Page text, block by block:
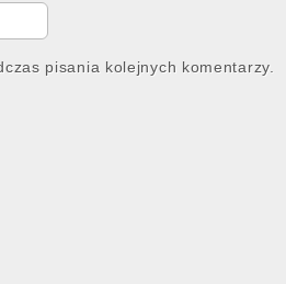
pisania kolejnych komentarzy.